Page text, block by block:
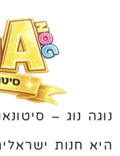
נוגה נוג –
היא חנות